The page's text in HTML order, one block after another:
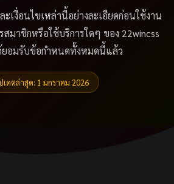
เงื่อนไขเหล่านี้อย่างละเอียดก่อนใช้งาน
มาชิกหรือใช้บริการใดๆ ของ 22wincss
ยอมรับข้อกำหนดทั้งหมดนี้แล้ว
เดตล่าสุด: 1 มกราคม 2026